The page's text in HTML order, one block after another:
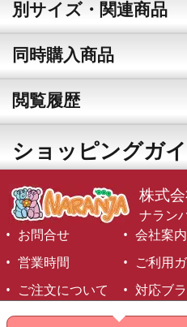
別サイズ・関連商品
同時購入商品
閲覧履歴
ショッピングガ
株式
ナラン
お問合せ
会社案内
営業時間
ご利用
ご注文について
対応ブ
©1999-2026 NARANJA